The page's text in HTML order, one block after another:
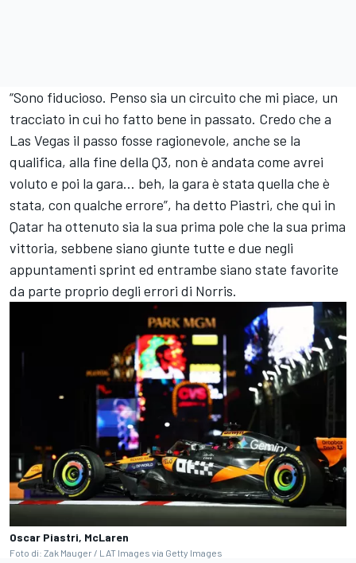
“Sono fiducioso. Penso sia un circuito che mi piace, un
tracciato in cui ho fatto bene in passato. Credo che a
Las Vegas il passo fosse ragionevole, anche se la
qualifica, alla fine della Q3, non è andata come avrei
voluto e poi la gara… beh, la gara è stata quella che è
stata, con qualche errore”, ha detto Piastri, che qui in
Qatar ha ottenuto sia la sua prima pole che la sua prima
vittoria, sebbene siano giunte tutte e due negli
appuntamenti sprint ed entrambe siano state favorite
da parte proprio degli errori di Norris.
Oscar Piastri, McLaren
Foto di: Zak Mauger / LAT Images via Getty Images